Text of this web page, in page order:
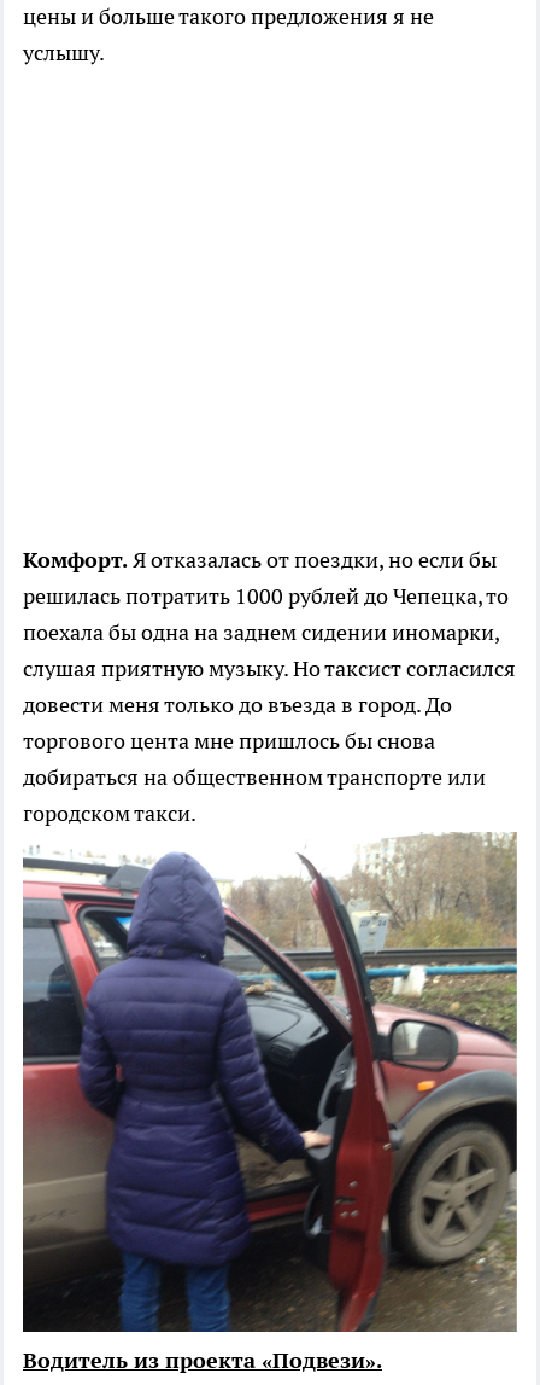
цены и больше такого предложения я не
услышу.
Комфорт.Я отказалась от поездки, но если бы
решилась потратить 1000 рублей до Чепецка, то
поехала бы одна на заднем сидении иномарки,
слушая приятную музыку. Но таксист согласился
довести меня только до въезда в город. До
торгового цента мне пришлось бы снова
добираться на общественном транспорте или
городском такси.
Водитель из проекта «Подвези».